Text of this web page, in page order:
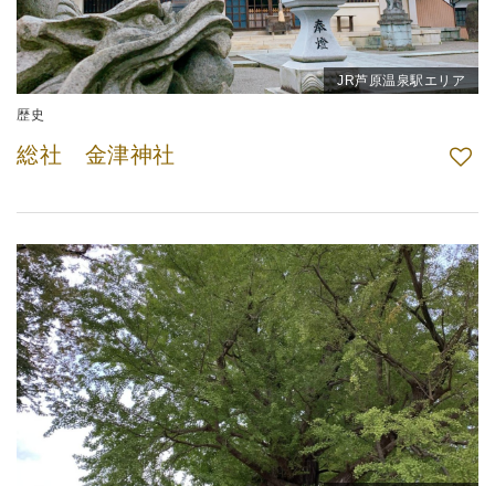
JR芦原温泉駅エリア
歴史
総社 金津神社